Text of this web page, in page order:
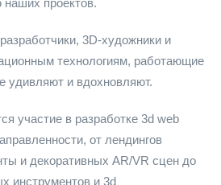
проектов.
3D-художники и
технологиям, работающие
удивляют и вдохновляют.
участие в разработке 3d web
от лендингов
и декоративных AR/VR сцен до
инструментов и 3d